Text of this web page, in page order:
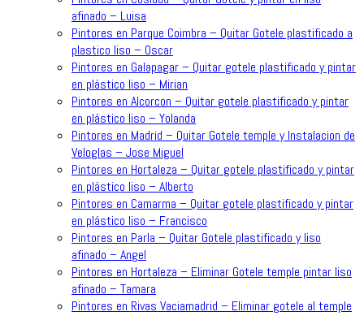
afinado – Luisa
Pintores en Parque Coimbra – Quitar Gotele plastificado a
plastico liso – Oscar
Pintores en Galapagar – Quitar gotele plastificado y pintar
en plástico liso – Mirian
Pintores en Alcorcon – Quitar gotele plastificado y pintar
en plástico liso – Yolanda
Pintores en Madrid – Quitar Gotele temple y Instalacion de
Veloglas – Jose Miguel
Pintores en Hortaleza – Quitar gotele plastificado y pintar
en plástico liso – Alberto
Pintores en Camarma – Quitar gotele plastificado y pintar
en plástico liso – Francisco
Pintores en Parla – Quitar Gotele plastificado y liso
afinado – Angel
Pintores en Hortaleza – Eliminar Gotele temple pintar liso
afinado – Tamara
Pintores en Rivas Vaciamadrid – Eliminar gotele al temple